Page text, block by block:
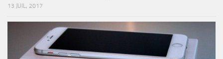
13 JUIL, 2017